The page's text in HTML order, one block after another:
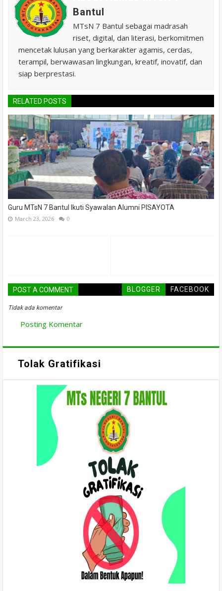
Bantul
MTsN 7 Bantul sebagai madrasah
riset, digital, dan literasi, berkomitmen
mencetak lulusan yang berkarakter agamis, cerdas,
terampil, berwawasan lingkungan, kreatif, inovatif, dan
siap berprestasi.
RELATED POSTS
Guru MTsN 7 Bantul Ikuti Syawalan Alumni PISAYOTA
March 23, 2026 0
POST A COMMENT BLOGGER FACEBOOK
Tidak ada komentar
Posting Komentar
Tolak Gratifikasi